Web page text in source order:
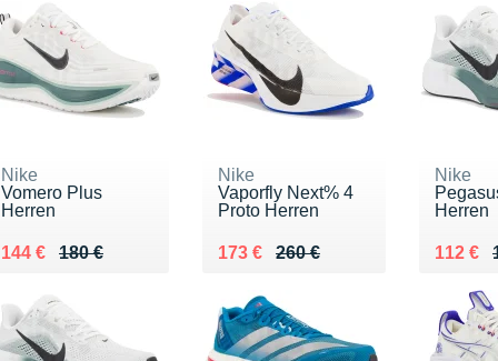
Nike
Vomero Plus
Herren
180 €
Au lieu de 180 €
144 €
Vendu 144 €
Nike
Vaporfly Next% 4
Proto Herren
260 €
Au lieu de 260 €
173 €
Vendu 173 €
Nike
Herren
Au lieu
112 €
Vendu